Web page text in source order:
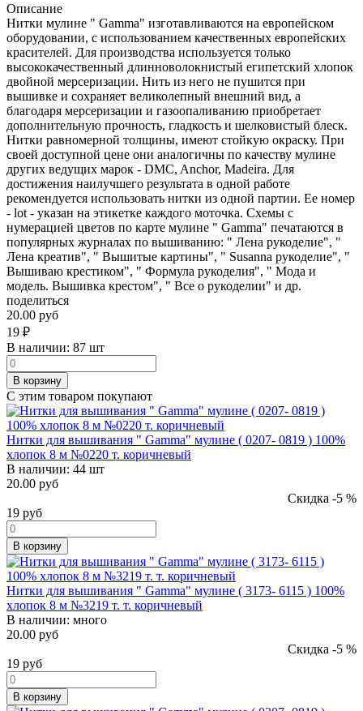
Описание
Нитки мулине " Gamma" изготавливаются на европейском
оборудовании, с использованием качественных европейских
красителей. Для производства используется только
высококачественный длинноволокнистый египетский хлопок
двойной мерсеризации. Нить из него не пушится при
вышивке и сохраняет великолепный внешний вид, а
благодаря мерсеризации и газоопаливанию приобретает
дополнительную прочность, гладкость и шелковистый блеск.
Нитки равномерной толщины, имеют стойкую окраску. При
своей доступной цене они аналогичны по качеству мулине
других ведущих марок - DMC, Anchor, Madeira. Для
достижения наилучшего результата в одной работе
рекомендуется использовать нитки из одной партии. Ее номер
- lot - указан на этикетке каждого моточка. Схемы с
нумерацией цветов по карте мулине " Gamma" печатаются в
популярных журналах по вышиванию: " Лена рукоделие", "
Лена креатив", " Вышитые картины", " Susanna рукоделие", "
Вышиваю крестиком", " Формула рукоделия", " Мода и
модель. Вышивка крестом", " Все о рукоделии" и др.
поделиться
20.00 руб
19 ₽
В наличии: 87 шт
В корзину
С этим товаром покупают
Нитки для вышивания " Gamma" мулине ( 0207- 0819 ) 100%
хлопок 8 м №0220 т. коричневый
В наличии: 44 шт
20.00 руб
Скидка -5 %
19 руб
В корзину
Нитки для вышивания " Gamma" мулине ( 3173- 6115 ) 100%
хлопок 8 м №3219 т. т. коричневый
В наличии: много
20.00 руб
Скидка -5 %
19 руб
В корзину